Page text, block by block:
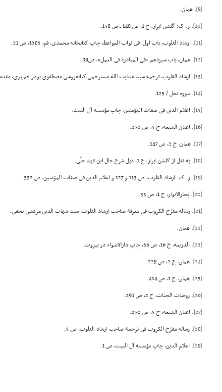
[9] . همان.
[10]
. ر. ک: گلشن ابرار، ج 1، ص 148 ـ ص 158.
[11]
. ارشاد القلوب، باب اول، فى ثواب المواعظ، چاپ کتابخانه محمدى، قم، 1385، ص 21.
[12]
. همان، باب سیزدهم «فى المبادرة فى العمل»، ص89.
[13]
. ارشاد القلوب، ترجمه سید هدایت الله مسترحمى،کتابفروشى مصطفوى بوذر جمهرى،
[14]
. سوره نحل / 125.
[15]
. اعلام الدین فى صفات المؤمنین، چاپ مؤسسه آل البیت.
[16]
. اعیان الشیعه، ج 5، ص 250.
[17]
. همان، ج 2، ص 147.
[18]
. به نقل از گلشن ابرار، ج 1، ذیل شرح حال ابن فهد حلّى.
[19]
. ر. ک: ارشاد القلوب، ص 113 و 127 و اعلام الدین فى صفات المؤمنین، ص 332.
[20]
. بحارالانوار، ج 1، ص 33.
[21]
. رساله مفرّج الکروب فى معرفة صاحب ارشاد القلوب، سید شهاب الدین مرعشى نجفى.
[22]
. همان.
[23]
. الذریعه، ج 16، ص 36، چاپ دارالاضواء در بیروت.
[24]
. همان، ج 2، ص 229.
[25]
. همان، ج 1، ص 414.
[26]
. روضات الجنات، ج 2، ص 291.
[27]
. اعیان الشیعه، ج 5، ص 250.
[28]
. رساله مفرّج الکروب فى ترجمة صاحب ارشاد القلوب، ص 5.
[29]
. اعلام الدین، چاپ مؤسسه آل البیت، ص 1.